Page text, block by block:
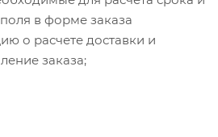
в форме заказа
о расчете доставки и
заказа;